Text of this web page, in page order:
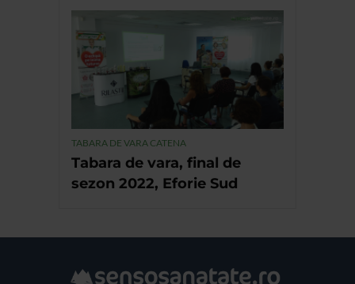
TABARA DE VARA CATENA
Tabara de vara, final de
sezon 2022, Eforie Sud